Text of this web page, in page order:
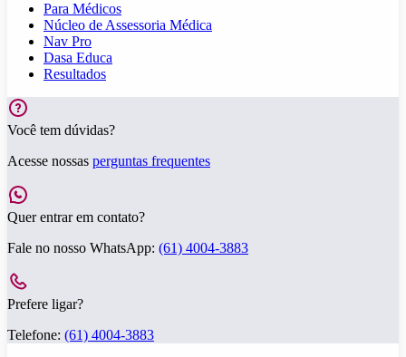
Para Médicos
Núcleo de Assessoria Médica
Nav Pro
Dasa Educa
Resultados
Você tem dúvidas?
Acesse nossas perguntas frequentes
Quer entrar em contato?
Fale no nosso WhatsApp: (61) 4004-3883
Prefere ligar?
Telefone: (61) 4004-3883